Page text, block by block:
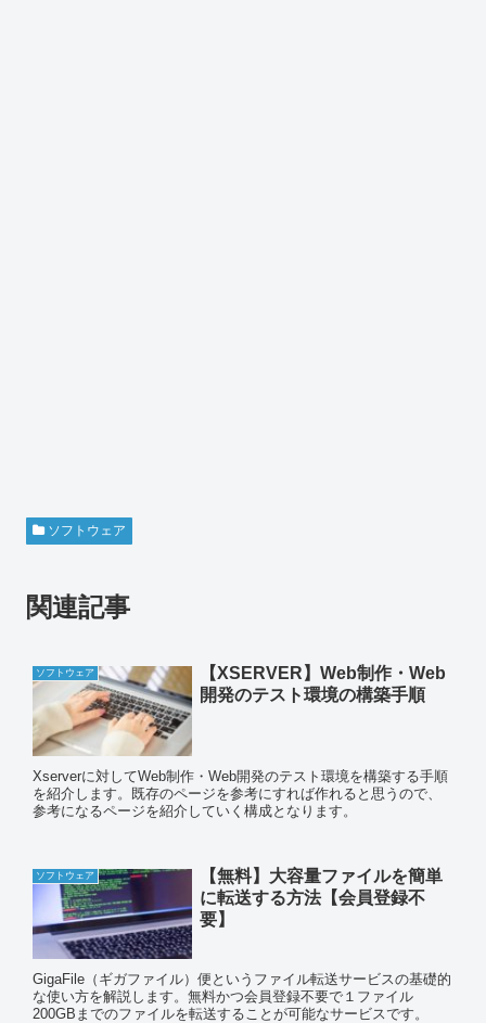
ソフトウェア
関連記事
ソフトウェア
【XSERVER】Web制作・Web
開発のテスト環境の構築手順
Xserverに対してWeb制作・Web開発のテスト環境を構築する手順
を紹介します。既存のページを参考にすれば作れると思うので、
参考になるページを紹介していく構成となります。
ソフトウェア
【無料】大容量ファイルを簡単
に転送する方法【会員登録不
要】
GigaFile（ギガファイル）便というファイル転送サービスの基礎的
な使い方を解説します。無料かつ会員登録不要で１ファイル
200GBまでのファイルを転送することが可能なサービスです。